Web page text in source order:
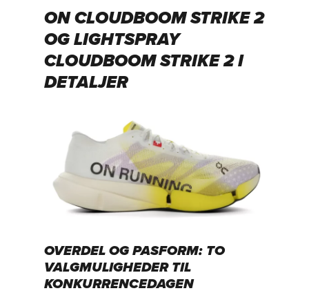
ON CLOUDBOOM STRIKE 2
OG LIGHTSPRAY
CLOUDBOOM STRIKE 2 I
DETALJER
OVERDEL OG PASFORM: TO
VALGMULIGHEDER TIL
KONKURRENCEDAGEN